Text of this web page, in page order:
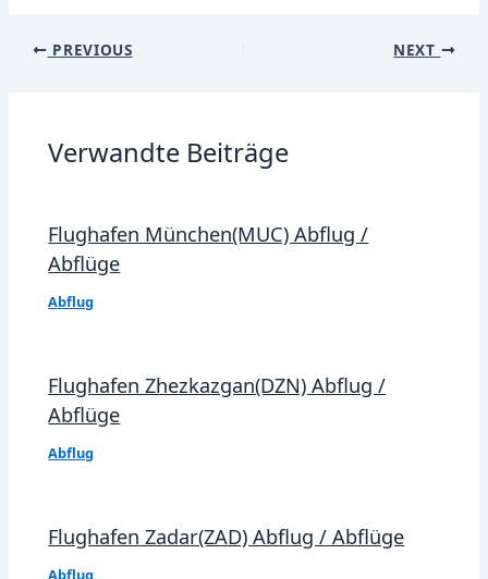
Post
PREVIOUS NEXT
Verwandte Beiträge
Flughafen München(MUC) Abflug /
Abflüge
Abflug
Flughafen Zhezkazgan(DZN) Abflug /
Abflüge
Abflug
Flughafen Zadar(ZAD) Abflug / Abflüge
Abflug